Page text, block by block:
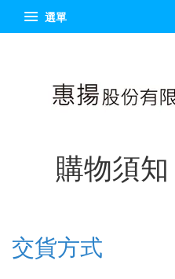
選單
購物須知
交貨方式